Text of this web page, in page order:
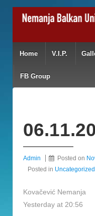
Home V.I.P.
FB Group
Admin Posted on
Posted in Uncategorized
Kovačević Nemanja
Yesterday at 20:56